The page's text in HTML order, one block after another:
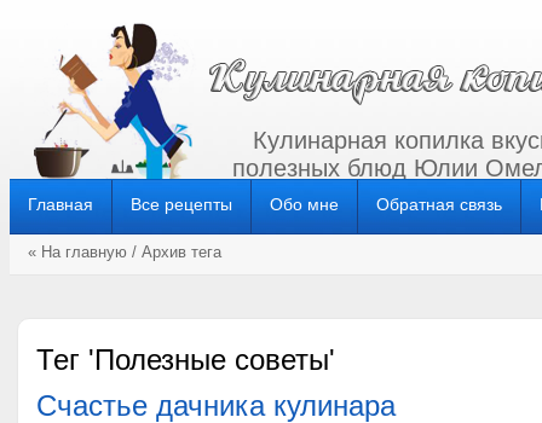
Кулинарная копилка
полезных блюд Юлии
Главная Все рецепты Обо мне Обратная связь
« На главную / Архив тега
Тег 'Полезные советы'
Счастье дачника кулинара